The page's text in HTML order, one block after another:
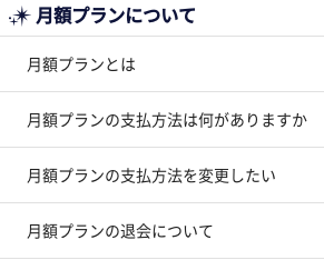
月額プランについて
月額プランとは
月額プランの支払方法は何がありますか
月額プランの支払方法を変更したい
月額プランの退会について